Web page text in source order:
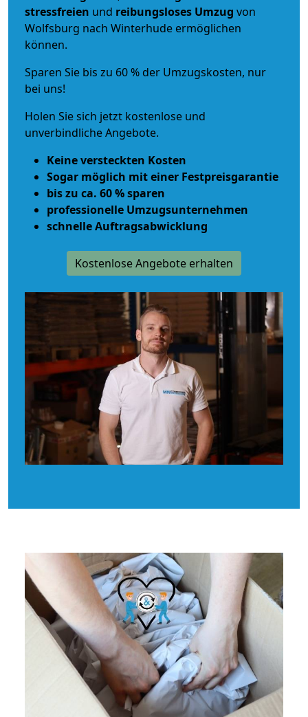
stressfreien und reibungsloses Umzug von
Wolfsburg nach Winterhude ermöglichen
können.
Sparen Sie bis zu 60 % der Umzugskosten, nur
bei uns!
Holen Sie sich jetzt kostenlose und
unverbindliche Angebote.
Keine versteckten Kosten
Sogar möglich mit einer Festpreisgarantie
bis zu ca. 60 % sparen
professionelle Umzugsunternehmen
schnelle Auftragsabwicklung
Kostenlose Angebote erhalten